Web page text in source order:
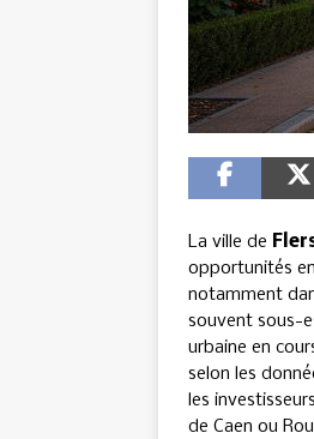
La ville de
opportunités
notamment
souvent sous-
urbaine en
selon les
les
de Caen ou